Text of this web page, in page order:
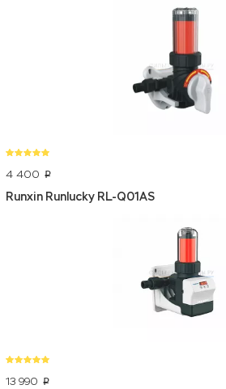
4 400 p
Runxin Runlucky RL-Q01AS
13 990 p